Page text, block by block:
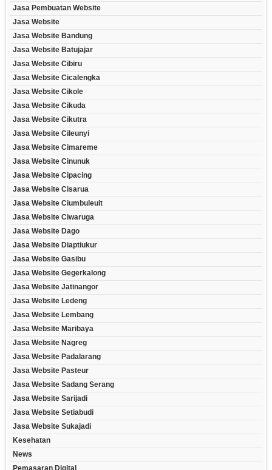
Jasa Pembuatan Website
Jasa Website
Jasa Website Bandung
Jasa Website Batujajar
Jasa Website Cibiru
Jasa Website Cicalengka
Jasa Website Cikole
Jasa Website Cikuda
Jasa Website Cikutra
Jasa Website Cileunyi
Jasa Website Cimareme
Jasa Website Cinunuk
Jasa Website Cipacing
Jasa Website Cisarua
Jasa Website Ciumbuleuit
Jasa Website Ciwaruga
Jasa Website Dago
Jasa Website Diaptiukur
Jasa Website Gasibu
Jasa Website Gegerkalong
Jasa Website Jatinangor
Jasa Website Ledeng
Jasa Website Lembang
Jasa Website Maribaya
Jasa Website Nagreg
Jasa Website Padalarang
Jasa Website Pasteur
Jasa Website Sadang Serang
Jasa Website Sarijadi
Jasa Website Setiabudi
Jasa Website Sukajadi
Kesehatan
News
Pemasaran Digital